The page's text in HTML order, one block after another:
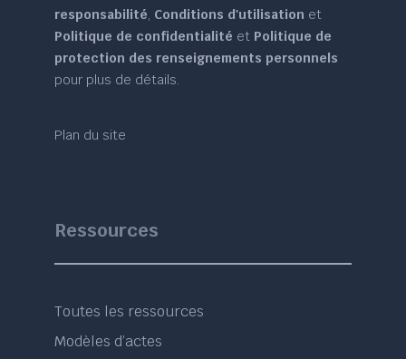
responsabilité, Conditions d'utilisation et
Politique de confidentialité et Politique de
protection des renseignements personnels
pour plus de détails.
Plan du site
Ressources
Toutes les ressources
Modèles d’actes